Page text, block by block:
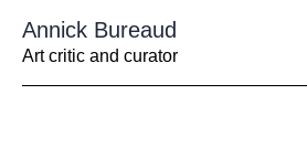
contenu
Annick Bureaud
Art critic and curator